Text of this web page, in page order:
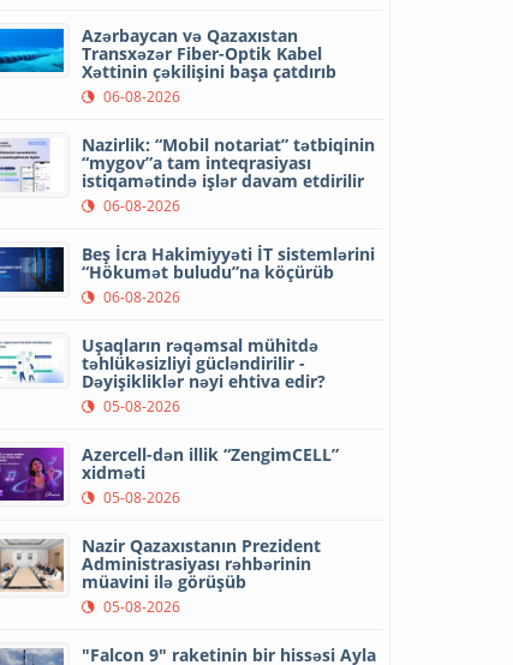
Azərbaycan və Qazaxıstan
Transxəzər Fiber-Optik Kabel
Xəttinin çəkilişini başa çatdırıb
06-08-2026
Nazirlik: “Mobil notariat” tətbiqinin
“mygov”a tam inteqrasiyası
istiqamətində işlər davam etdirilir
06-08-2026
Beş İcra Hakimiyyəti İT sistemlərini
“Hökumət buludu”na köçürüb
06-08-2026
Uşaqların rəqəmsal mühitdə
təhlükəsizliyi gücləndirilir -
Dəyişikliklər nəyi ehtiva edir?
05-08-2026
Azercell-dən illik “ZengimCELL”
xidməti
05-08-2026
Nazir Qazaxıstanın Prezident
Administrasiyası rəhbərinin
müavini ilə görüşüb
05-08-2026
"Falcon 9" raketinin bir hissəsi Ayla